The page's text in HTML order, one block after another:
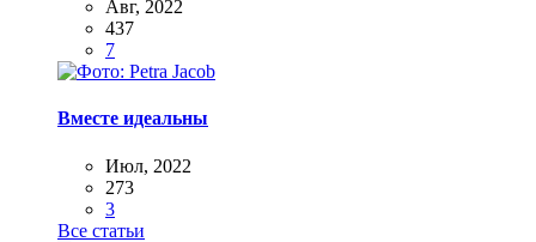
Авг, 2022
437
7
Вместе идеальны
Июл, 2022
273
3
Все статьи